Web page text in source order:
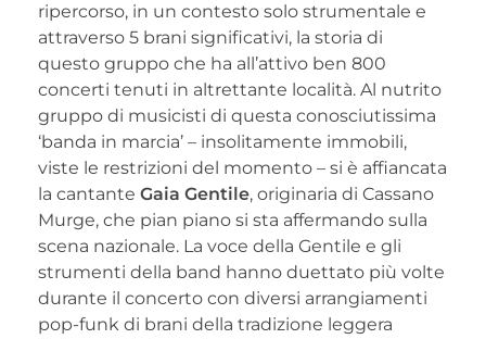
ripercorso, in un contesto solo strumentale e
attraverso 5 brani significativi, la storia di
questo gruppo che ha all’attivo ben 800
concerti tenuti in altrettante località. Al nutrito
gruppo di musicisti di questa conosciutissima
‘banda in marcia’ – insolitamente immobili,
viste le restrizioni del momento – si è affiancata
la cantante Gaia Gentile, originaria di Cassano
Murge, che pian piano si sta affermando sulla
scena nazionale. La voce della Gentile e gli
strumenti della band hanno duettato più volte
durante il concerto con diversi arrangiamenti
pop-funk di brani della tradizione leggera